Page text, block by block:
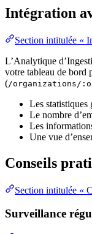
Intégration
Section intitulée «
L’Analytique
votre tableau de bord
(/organizations/
Les statistiques
Le nombre
Les
Une vue
Conseils
Section intitulée «
Surveillance